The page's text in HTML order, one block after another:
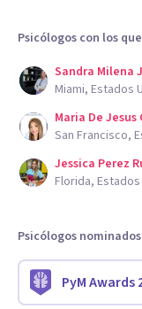
Psicólogos con los
Sandra Milena
Miami, Estados
Maria De
San Francisco,
Jessica Perez
Florida,
Psicólogos
PyM Awards